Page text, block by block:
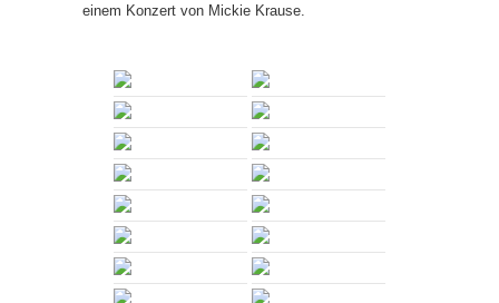
einem Konzert von Mickie Krause.